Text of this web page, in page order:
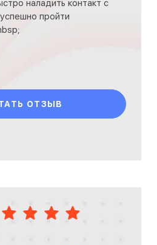
наладить контакт с
пройти
ОТЗЫВ